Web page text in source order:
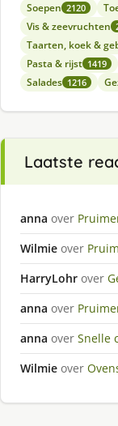
Soepen 2120
Vis & zeevruchten
Taarten, koek &
Pasta & rijst 1419
Salades 1216
Laatste
anna over
Wilmie over
HarryLohr over
anna over
anna over Snelle
Wilmie over